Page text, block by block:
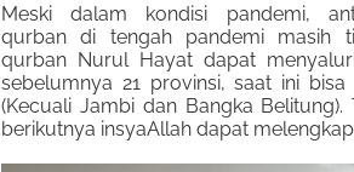
Meski dalam kondisi pandemi,
qurban di tengah pandemi masih
qurban Nurul Hayat dapat
sebelumnya 21 provinsi, saat ini
(Kecuali Jambi dan Bangka
berikutnya insyaAllah dapat